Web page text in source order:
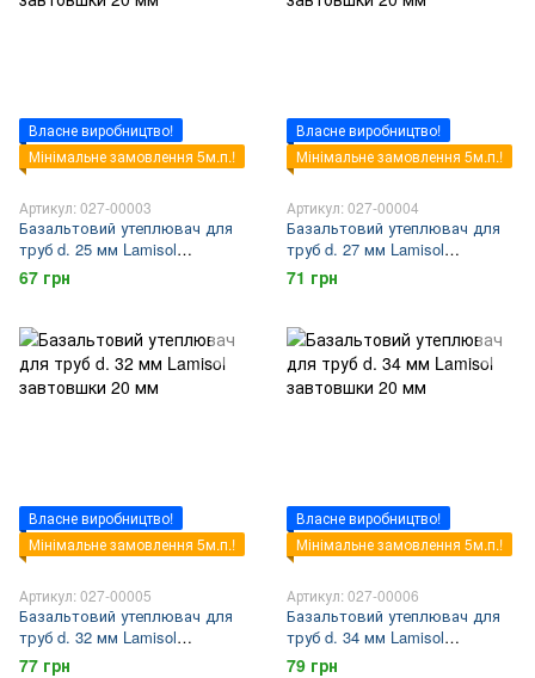
Власне виробництво!
Мінімальне замовлення 5м.п.!
Артикул: 027-00003
Базальтовий утеплювач для
труб d. 25 мм Lamisol
завтовшки 20 мм
67 грн
Власне виробництво!
Мінімальне замовлення 5м.п.!
Артикул: 027-00004
Базальтовий утеплювач для
труб d. 27 мм Lamisol
завтовшки 20 мм
71 грн
Власне виробництво!
Мінімальне замовлення 5м.п.!
Артикул: 027-00005
Базальтовий утеплювач для
труб d. 32 мм Lamisol
завтовшки 20 мм
77 грн
Власне виробництво!
Мінімальне замовлення 5м.п.!
Артикул: 027-00006
Базальтовий утеплювач для
труб d. 34 мм Lamisol
завтовшки 20 мм
79 грн